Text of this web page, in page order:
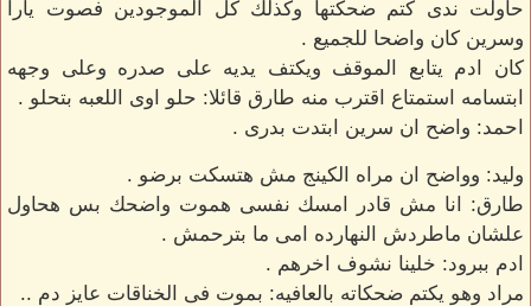
حاولت ندى كتم ضحكتها وكذلك كل الموجودين فصوت يارا
وسرين كان واضحا للجميع .
كان ادم يتابع الموقف ويكتف يديه على صدره وعلى وجهه
ابتسامه استمتاع اقترب منه طارق قائلا: حلو اوى اللعبه بتحلو .
احمد: واضح ان سرين ابتدت بدرى .
وليد: وواضح ان مراه الكينج مش هتسكت برضو .
طارق: انا مش قادر امسك نفسى هموت واضحك بس هحاول
علشان ماطردش النهارده امى ما بترحمش .
ادم ببرود: خلينا نشوف اخرهم .
مراد وهو يكتم ضحكاته بالعافيه: بموت فى الخناقات عايز دم ..